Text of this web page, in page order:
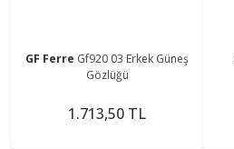
GF Ferre Gf920 03 Erkek Güneş
Gözlüğü
1.713,50 TL